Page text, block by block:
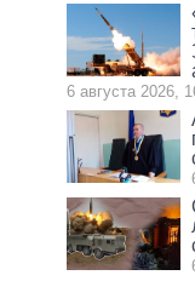
6 августа 2026,